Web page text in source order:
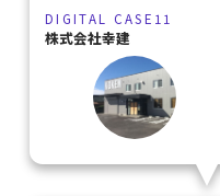
DIGITAL CASE11
株式会社幸建